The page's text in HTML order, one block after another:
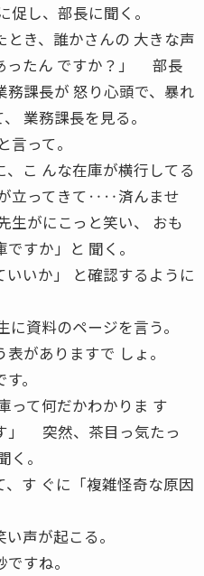
し、部長に聞く。
き、誰かさんの 大きな声
ったん ですか？」 部長
課長が 怒り心頭で、暴れ
業務課長を見る。
って。
こ んな在庫が横行してる
立ってきて‥‥済んませ
がにこっと笑い、 おも
すか」と 聞く。
いか」 と確認するように
資料のページを言う。
がありますで しょ。
。
って何だかわかりま す
」 突然、茶目っ気たっ
。
す ぐに「複雑怪奇な原因
声が起こる。
すね。